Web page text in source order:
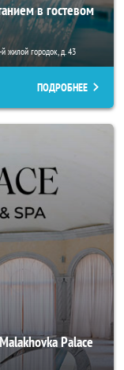
в гостевом
жилой городок, д. 43
ПОДРОБНЕЕ
Palace